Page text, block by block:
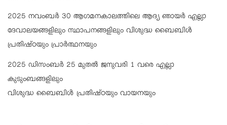
2025 നവംബര്‍ 30 ആഗമനകാലത്തിലെ ആദ്യ ഞായര്‍ എല്ലാ
ദേവാലയങ്ങളിലും സ്ഥാപനങ്ങളിലും വിശുദ്ധ ബൈബിള്‍
പ്രതിഷ്ഠയും പ്രാര്‍ത്ഥനയും
2025 ഡിസംബര്‍ 25 മുതല്‍ ജനുവരി 1 വരെ എല്ലാ
കുടുംബങ്ങളിലും
വിശുദ്ധ ബൈബിള്‍ പ്രതിഷ്ഠയും വായനയും